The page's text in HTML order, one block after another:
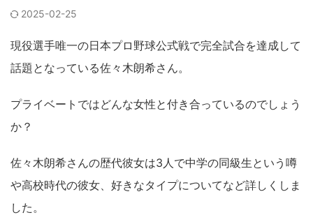
2025-02-25
現役選手唯一の日本プロ野球公式戦で完全試合を達成して
話題となっている佐々木朗希さん。
プライベートではどんな女性と付き合っているのでしょう
か？
佐々木朗希さんの歴代彼女は3人で中学の同級生という噂
や高校時代の彼女、好きなタイプについてなど詳しくしま
した。